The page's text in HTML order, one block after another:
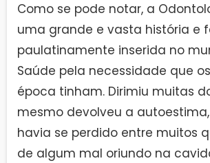
Como se pode notar, a
uma grande e vasta história e
paulatinamente inserida no
Saúde pela necessidade que
época tinham. Dirimiu muitas
mesmo devolveu a
havia se perdido entre muitos
de algum mal oriundo na